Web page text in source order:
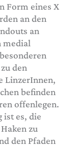
Form eines X
an den
an
medial
den
LinzerInnen,
befinden
offenlegen.
ist es, die
zu
den Pfaden